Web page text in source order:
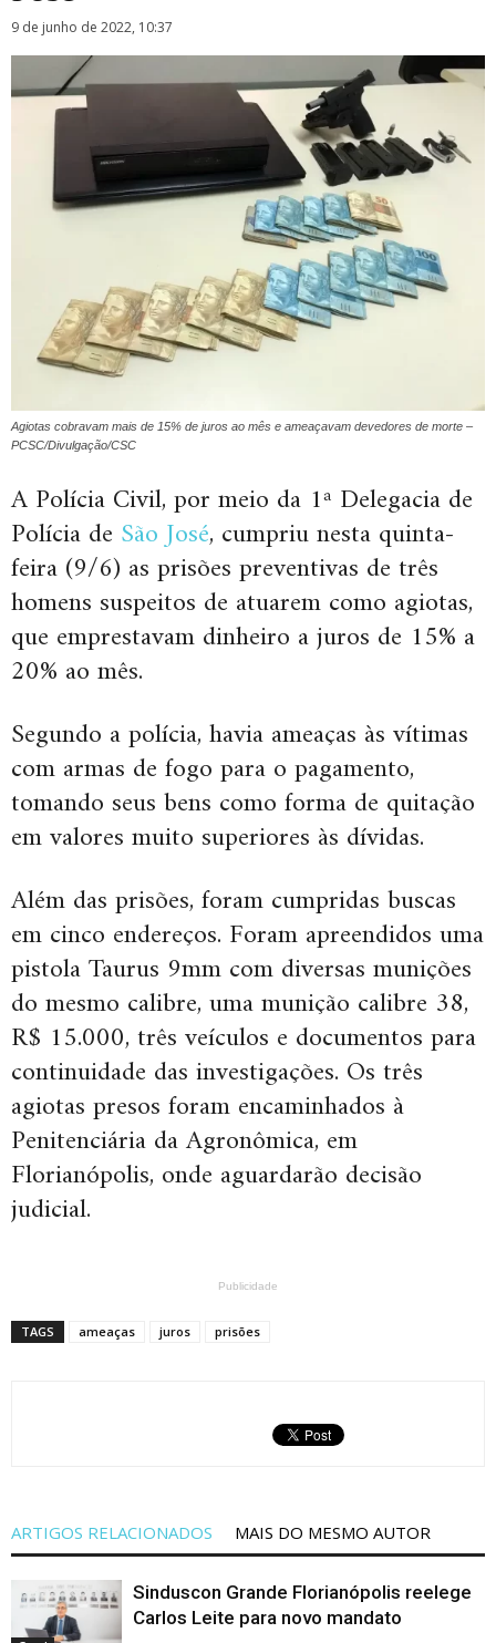
9 de junho de 2022, 10:37
Agiotas cobravam mais de 15% de juros ao mês e ameaçavam devedores de morte –
PCSC/Divulgação/CSC
A Polícia Civil, por meio da 1ª Delegacia de
Polícia de São José, cumpriu nesta quinta-
feira (9/6) as prisões preventivas de três
homens suspeitos de atuarem como agiotas,
que emprestavam dinheiro a juros de 15% a
20% ao mês.
Segundo a polícia, havia ameaças às vítimas
com armas de fogo para o pagamento,
tomando seus bens como forma de quitação
em valores muito superiores às dívidas.
Além das prisões, foram cumpridas buscas
em cinco endereços. Foram apreendidos uma
pistola Taurus 9mm com diversas munições
do mesmo calibre, uma munição calibre 38,
R$ 15.000, três veículos e documentos para
continuidade das investigações. Os três
agiotas presos foram encaminhados à
Penitenciária da Agronômica, em
Florianópolis, onde aguardarão decisão
judicial.
Publicidade
TAGS ameaças juros prisões
ARTIGOS RELACIONADOS MAIS DO MESMO AUTOR
Sinduscon Grande Florianópolis reelege
Carlos Leite para novo mandato